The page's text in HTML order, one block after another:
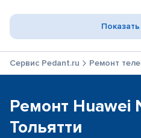
Сервис Pedant.ru Ремонт
Ремонт Huawei
Тольятти